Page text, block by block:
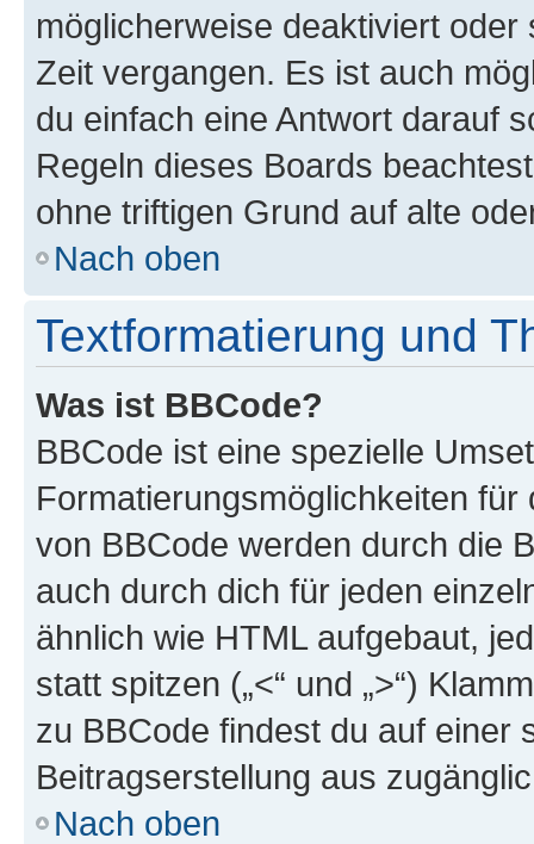
möglicherweise deaktiviert
Zeit vergangen. Es ist auch
du einfach eine Antwort darauf
Regeln dieses Boards
ohne triftigen Grund auf alte
Nach oben
Textformatierung und
Was ist BBCode?
BBCode ist eine spezielle
Formatierungsmöglichkeiten
von BBCode werden durch die
auch durch dich für jeden
ähnlich wie HTML aufgebaut,
statt spitzen („<“ und „>“)
zu BBCode findest du auf einer
Beitragserstellung aus
Nach oben